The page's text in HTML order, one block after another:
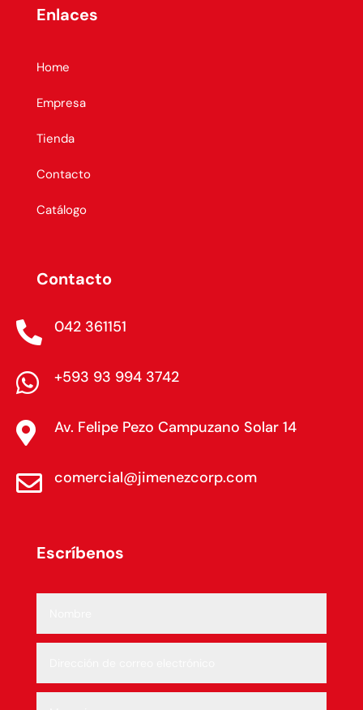
Enlaces
Home
Empresa
Tienda
Contacto
Catálogo
Contacto
 042 361151
 +593 93 994 3742
 Av. Felipe Pezo Campuzano Solar 14
 comercial@jimenezcorp.com
Escríbenos